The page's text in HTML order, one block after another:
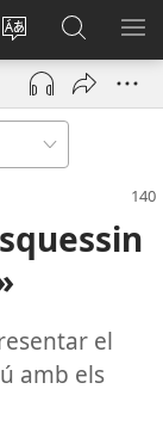
Canvia
d’idioma
Cerca
jw.org
el
amb els